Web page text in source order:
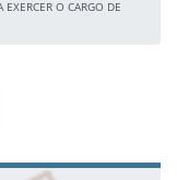
O CARGO DE